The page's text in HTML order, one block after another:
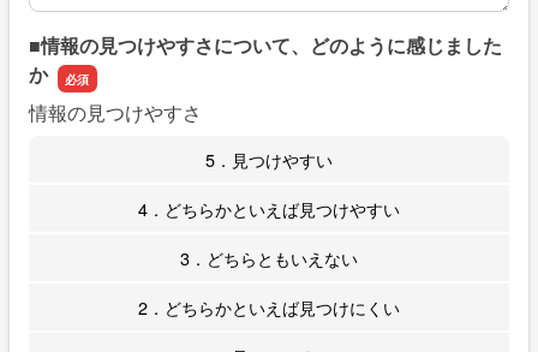
■情報の見つけやすさについて、どのように感じました
か
情報の見つけやすさ
5．見つけやすい
4．どちらかといえば見つけやすい
3．どちらともいえない
2．どちらかといえば見つけにくい